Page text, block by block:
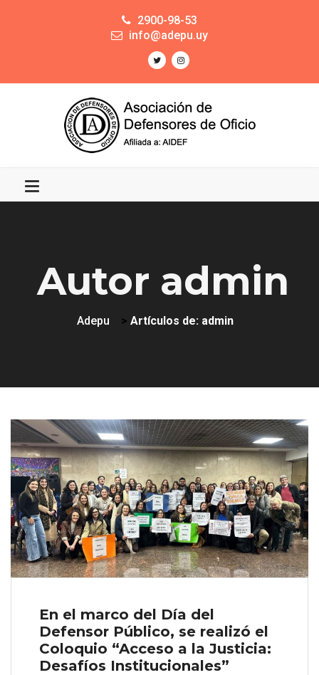
2900-98-53
info@adepu.uy
Autor admin
Adepu > Artículos de: admin
En el marco del Día del
Defensor Público, se realizó el
Coloquio “Acceso a la Justicia:
Desafíos Institucionales”